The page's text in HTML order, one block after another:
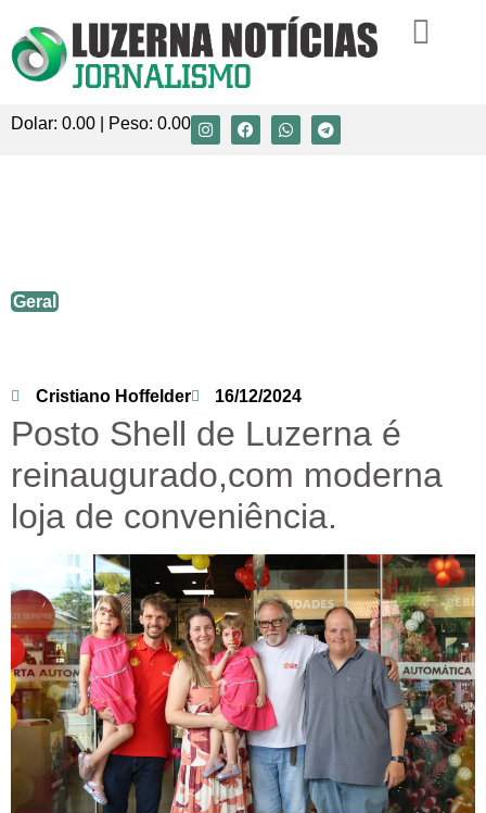
Dolar: 0.00 | Peso: 0.00
Geral
Cristiano Hoffelder 16/12/2024
Posto Shell de Luzerna é
reinaugurado,com moderna
loja de conveniência.